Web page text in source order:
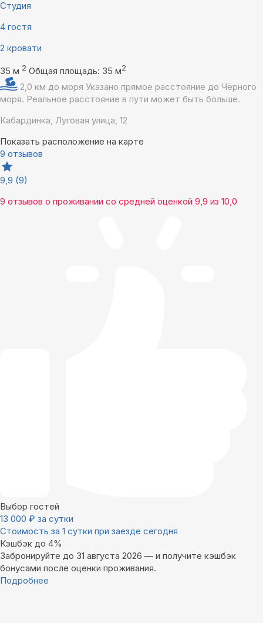
Студия
4 гостя
2 кровати
35 м 2 Общая площадь: 35 м2
2,0 км до моря Указано прямое расстояние до Чёрного
моря. Реальное расстояние в пути может быть больше.
Кабардинка, Луговая улица, 12
Показать расположение на карте
9 отзывов
9,9 (9)
9 отзывов о проживании со средней оценкой 9,9 из 10,0
Выбор гостей
13 000 ₽ за сутки
Стоимость за 1 сутки при заезде сегодня
Кэшбэк до 4%
Забронируйте до 31 августа 2026 — и получите кэшбэк
бонусами после оценки проживания.
Подробнее